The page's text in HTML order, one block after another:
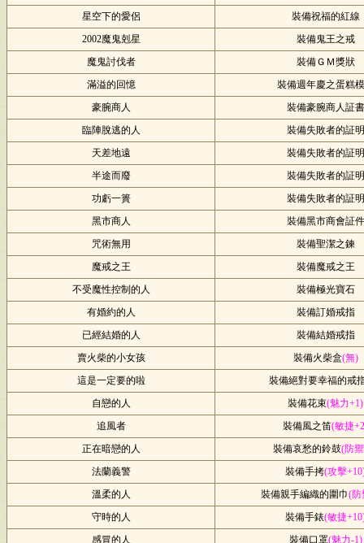
星空下的愛侶
裝備祝福的紅線
2002魔鬼剋星
裝備鬼王之戒
魔鬼討伐者
裝備ＧＭ獎狀
滿溢的回憶
裝備週年慶之蛋糕
豪腕商人
裝備豪腕商人証書
臨陣脫逃的人
裝備失敗者的証明
天差地遠
裝備失敗者的証明
半途而廢
裝備失敗者的証明
功虧一簣
裝備失敗者的証明
黑市商人
裝備黑市商會証件
咒術無用
裝備聖潔之鍊
魔戒之王
裝備魔戒之王
不受魔性控制的人
裝備極光寶石
有婚約的人
裝備訂婚戒指
已經結婚的人
裝備結婚戒指
賣火柴的小女孩
裝備火柴盒(無)
這是一定要的啦
裝備絕對要幸福的戒
自戀的人
裝備花束(魅力+1)
追風者
裝備風之笛(敏捷
正在暗戀的人
裝備哀愁的鈴鼓(防
法蘭義警
裝備手拷(攻擊
溫柔的人
裝備親手編織的圍巾(防
守時的人
裝備手錶(敏捷
感冒的人
裝備口罩(魅力-1)